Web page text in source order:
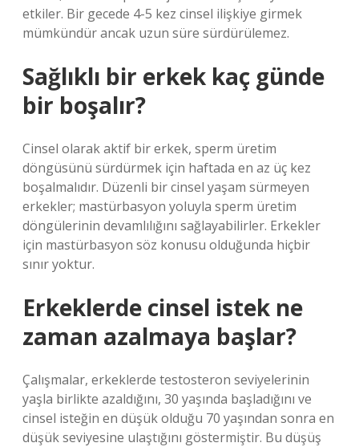
etkiler. Bir gecede 4-5 kez cinsel ilişkiye girmek
mümkündür ancak uzun süre sürdürülemez.
Sağlıklı bir erkek kaç günde
bir boşalır?
Cinsel olarak aktif bir erkek, sperm üretim
döngüsünü sürdürmek için haftada en az üç kez
boşalmalıdır. Düzenli bir cinsel yaşam sürmeyen
erkekler; mastürbasyon yoluyla sperm üretim
döngülerinin devamlılığını sağlayabilirler. Erkekler
için mastürbasyon söz konusu olduğunda hiçbir
sınır yoktur.
Erkeklerde cinsel istek ne
zaman azalmaya başlar?
Çalışmalar, erkeklerde testosteron seviyelerinin
yaşla birlikte azaldığını, 30 yaşında başladığını ve
cinsel isteğin en düşük olduğu 70 yaşından sonra en
düşük seviyesine ulaştığını göstermiştir. Bu düşüş